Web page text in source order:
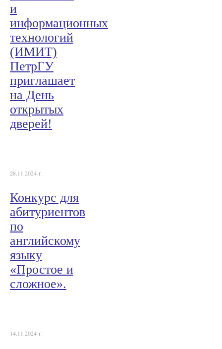
и
информационных
технологий
(ИМИТ)
ПетрГУ
приглашает
на День
открытых
дверей!
28.11.2024 г.
Конкурс для
абитуриентов
по
английскому
языку
«Простое и
сложное».
14.11.2024 г.